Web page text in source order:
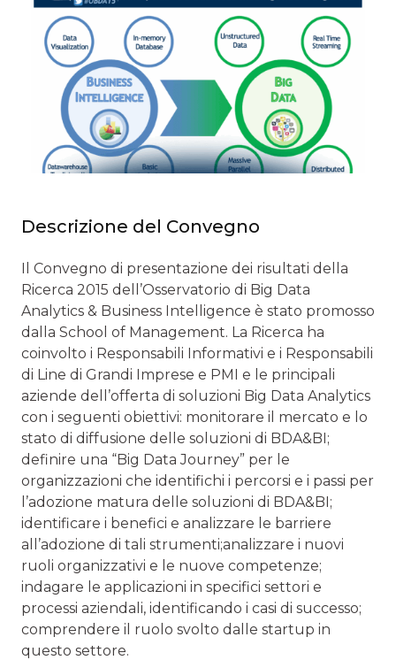
Descrizione del Convegno
Il Convegno di presentazione dei risultati della
Ricerca 2015 dell’Osservatorio di Big Data
Analytics & Business Intelligence è stato promosso
dalla School of Management. La Ricerca ha
coinvolto i Responsabili Informativi e i Responsabili
di Line di Grandi Imprese e PMI e le principali
aziende dell’offerta di soluzioni Big Data Analytics
con i seguenti obiettivi: monitorare il mercato e lo
stato di diffusione delle soluzioni di BDA&BI;
definire una “Big Data Journey” per le
organizzazioni che identifichi i percorsi e i passi per
l’adozione matura delle soluzioni di BDA&BI;
identificare i benefici e analizzare le barriere
all’adozione di tali strumenti;analizzare i nuovi
ruoli organizzativi e le nuove competenze;
indagare le applicazioni in specifici settori e
processi aziendali, identificando i casi di successo;
comprendere il ruolo svolto dalle startup in
questo settore.